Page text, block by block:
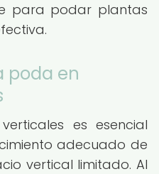
para podar plantas
poda en
es esencial
adecuado de
vertical limitado. Al